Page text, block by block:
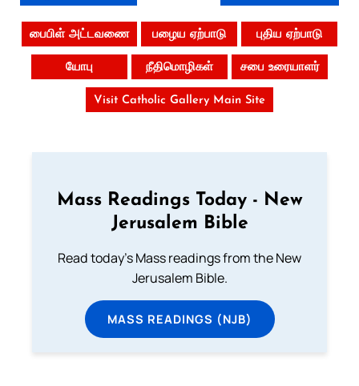
பைபிள் அட்டவணை பழைய ஏற்பாடு புதிய ஏற்பாடு
யோபு நீதிமொழிகள் சபை உரையாளர்
Visit Catholic Gallery Main Site
Mass Readings Today - New
Jerusalem Bible
Read today's Mass readings from the New
Jerusalem Bible.
MASS READINGS (NJB)